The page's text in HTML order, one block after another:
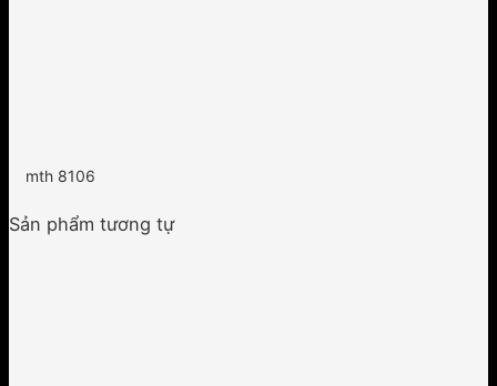
mth 8106
Sản phẩm tương tự